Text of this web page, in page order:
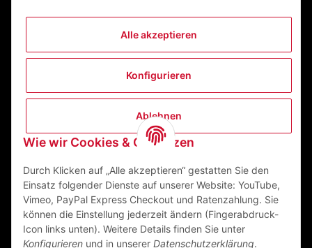
Alle akzeptieren
Konfigurieren
Ablehnen
Wie wir Cookies & Co nutzen
Durch Klicken auf „Alle akzeptieren“ gestatten Sie den
Einsatz folgender Dienste auf unserer Website: YouTube,
Vimeo, PayPal Express Checkout und Ratenzahlung. Sie
können die Einstellung jederzeit ändern (Fingerabdruck-
Icon links unten). Weitere Details finden Sie unter
Konfigurieren und in unserer Datenschutzerklärung.
Informationen
ZEGO Textilveredelungszentrum GmbH
63741 Aschaffenburg Deutschland
Mail:info@zego-tvz.de
Tel.:06021 59092-0